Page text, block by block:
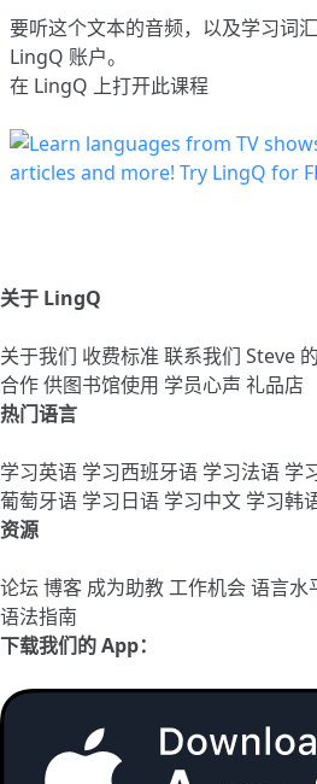
要听这个文本的音频，以及学习词
LingQ 账户。
在 LingQ 上打开此课程
关于 LingQ
关于我们 收费标准 联系我们 Steve
合作供图书馆使用 学员心声 礼品店
热门语言
学习英语 学习西班牙语 学习法语 学
葡萄牙语 学习日语 学习中文 学习韩
资源
论坛 博客 成为助教工作机会语言水
语法指南
下载我们的 App：